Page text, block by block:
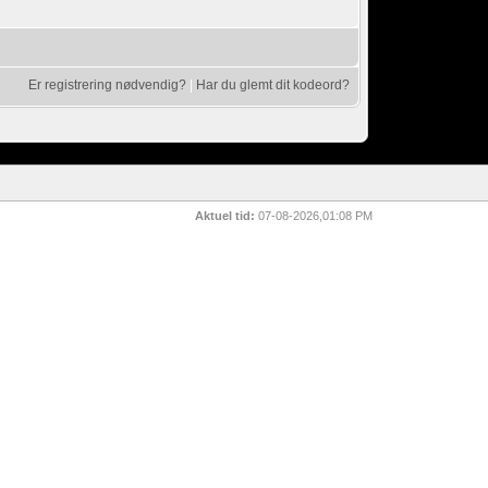
Er registrering nødvendig? Har du glemt dit kodeord?
Aktuel tid: 07-08-2026,01:08 PM